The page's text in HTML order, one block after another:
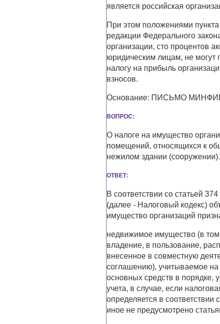
является российская
При этом положениями пункта
редакции Федерального
организации, сто процентов
юридическим лицам, не могут
налогу на прибыль
взносов.
Основание: ПИСЬМО
ВОПРОС:
О налоге на имущество
помещений, относящихся к
нежилом здании (сооружении).
ОТВЕТ:
В соответствии со статьей
(далее - Налоговый кодекс)
имущество организаций
недвижимое имущество (в
владение, в пользование,
внесенное в совместную
соглашению), учитываемое на
основных средств в порядке,
учета, в случае, если
определяется в соответствии
иное не предусмотрено